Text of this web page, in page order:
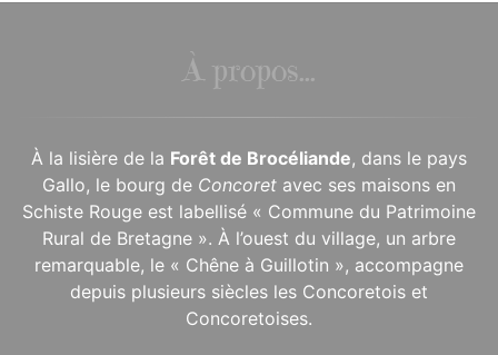
À propos...
À la lisière de la Forêt de Brocéliande, dans le pays
Gallo, le bourg de Concoret avec ses maisons en
Schiste Rouge est labellisé « Commune du Patrimoine
Rural de Bretagne ». À l’ouest du village, un arbre
remarquable, le « Chêne à Guillotin », accompagne
depuis plusieurs siècles les Concoretois et
Concoretoises.